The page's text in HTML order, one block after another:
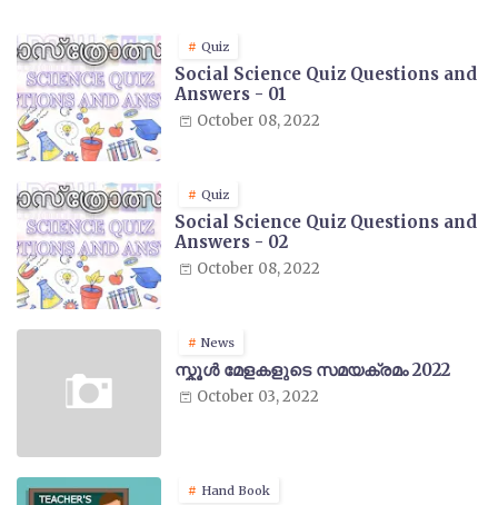
Quiz
Social Science Quiz Questions and
Answers - 01
October 08, 2022
Quiz
Social Science Quiz Questions and
Answers - 02
October 08, 2022
News
സ്കൂൾ മേളകളുടെ സമയക്രമം 2022
October 03, 2022
Hand Book